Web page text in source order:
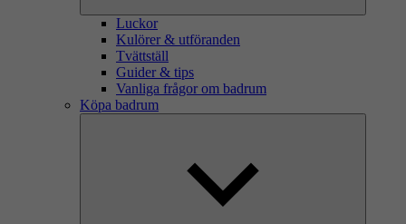
Luckor
Kulörer & utföranden
Tvättställ
Guider & tips
Vanliga frågor om badrum
Köpa badrum